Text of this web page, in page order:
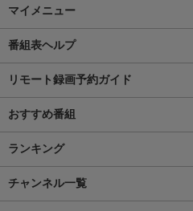
マイメニュー
番組表ヘルプ
リモート録画予約ガイド
おすすめ番組
ランキング
チャンネル一覧